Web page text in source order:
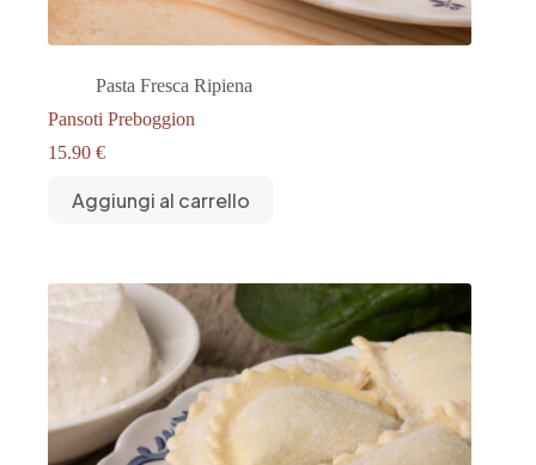
Pasta Fresca Ripiena
Pansoti Preboggion
15.90 €
Aggiungi al carrello